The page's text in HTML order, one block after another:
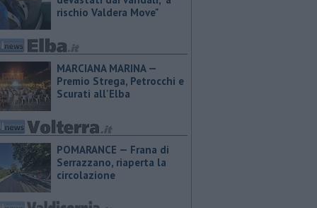
rischio Valdera Move"
MARCIANA MARINA —
Premio Strega, Petrocchi e
Scurati all'Elba
POMARANCE — Frana di
Serrazzano, riaperta la
circolazione